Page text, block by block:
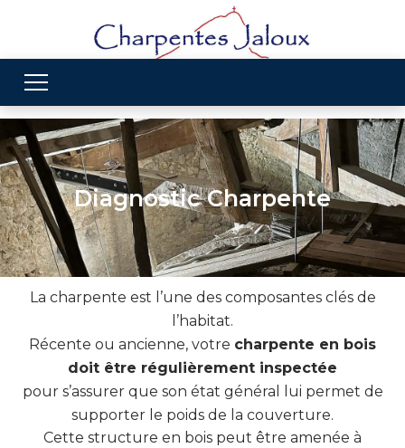
Diagnostic Charpente
La charpente est l’une des composantes clés de
l’habitat.
Récente ou ancienne, votre charpente en bois
doit être régulièrement inspectée
pour s’assurer que son état général lui permet de
supporter le poids de la couverture.
Cette structure en bois peut être amenée à